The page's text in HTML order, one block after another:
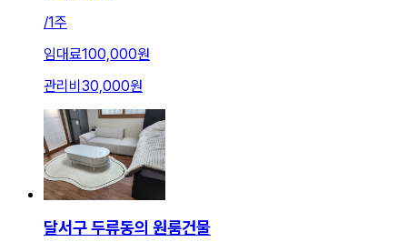
/1주
임대료100,000원
관리비 30,000원
달서구 두류동의 원룸건물